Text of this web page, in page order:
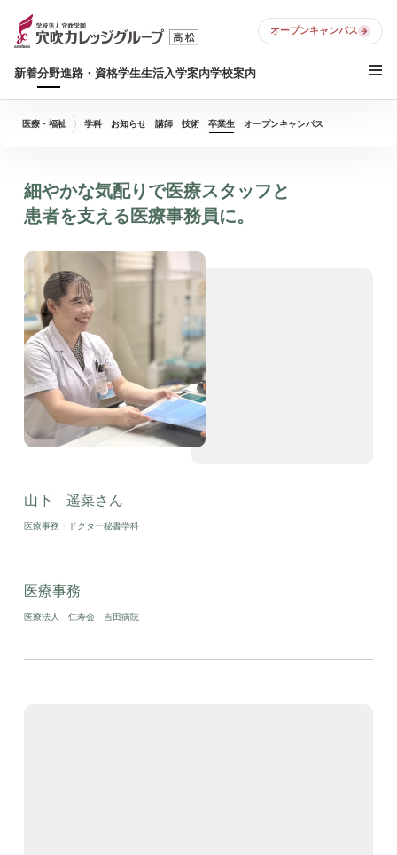
新着分野進路・資格学生生活入学案内学校案内
オープンキャンパス
医療・福祉 学科 お知らせ 講師 技術 卒業生 オープンキャンパス
細やかな気配りで医療スタッフと
患者を支える医療事務員に。
山下 遥菜さん
医療事務・ドクター秘書学科
医療事務
医療法人 仁寿会 吉田病院